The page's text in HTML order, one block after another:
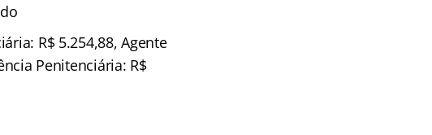
R$ 5.254,88, Agente
Penitenciária: R$